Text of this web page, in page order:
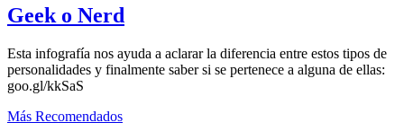
Geek o Nerd
Esta infografía nos ayuda a aclarar la diferencia entre estos tipos de
personalidades y finalmente saber si se pertenece a alguna de ellas:
goo.gl/kkSaS
Más Recomendados